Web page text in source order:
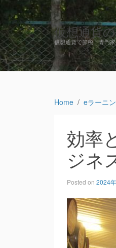
仮想通貨
仮想通貨で節税！専門
Home eラーニ
効率
ジネ
Posted on 2024